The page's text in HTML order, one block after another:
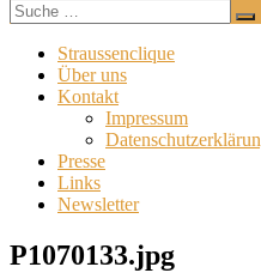
Straussenclique
Über uns
Kontakt
Impressum
Presse
Links
Newsletter
P1070133.jpg